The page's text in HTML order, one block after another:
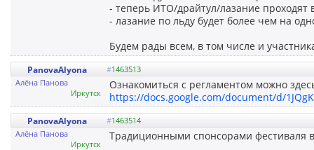
- теперь ИТО/драйтул/лазание проходят
- лазание по льду будет более чем на
Будем рады всем, в том числе и
PanovaAlyona #1463513
Алёна Панова
Иркутск
Ознакомиться с регламентом можно
https://docs.google.com/document/d/
PanovaAlyona #1463514
Алёна Панова
Иркутск
Традиционными спонсорами фестиваля